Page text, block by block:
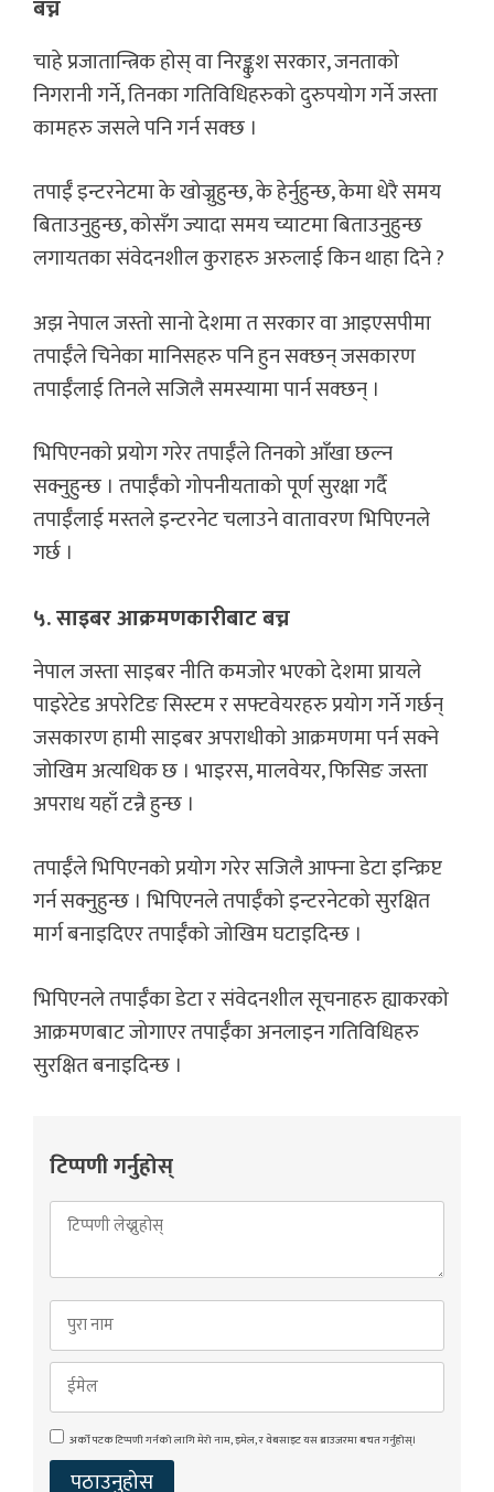
बच्न
चाहे प्रजातान्त्रिक होस् वा निरङ्कुश सरकार, जनताको
निगरानी गर्ने, तिनका गतिविधिहरुको दुरुपयोग गर्ने जस्ता
कामहरु जसले पनि गर्न सक्छ ।
तपाईँ इन्टरनेटमा के खोज्नुहुन्छ, के हेर्नुहुन्छ, केमा धेरै समय
बिताउनुहुन्छ, कोसँग ज्यादा समय च्याटमा बिताउनुहुन्छ
लगायतका संवेदनशील कुराहरु अरुलाई किन थाहा दिने ?
अझ नेपाल जस्तो सानो देशमा त सरकार वा आइएसपीमा
तपाईँले चिनेका मानिसहरु पनि हुन सक्छन् जसकारण
तपाईँलाई तिनले सजिलै समस्यामा पार्न सक्छन् ।
भिपिएनको प्रयोग गरेर तपाईँले तिनको आँखा छल्न
सक्नुहुन्छ । तपाईँको गोपनीयताको पूर्ण सुरक्षा गर्दै
तपाईँलाई मस्तले इन्टरनेट चलाउने वातावरण भिपिएनले
गर्छ ।
५. साइबर आक्रमणकारीबाट बच्न
नेपाल जस्ता साइबर नीति कमजोर भएको देशमा प्रायले
पाइरेटेड अपरेटिङ सिस्टम र सफ्टवेयरहरु प्रयोग गर्ने गर्छन्
जसकारण हामी साइबर अपराधीको आक्रमणमा पर्न सक्ने
जोखिम अत्यधिक छ । भाइरस, मालवेयर, फिसिङ जस्ता
अपराध यहाँ टन्नै हुन्छ ।
तपाईँले भिपिएनको प्रयोग गरेर सजिलै आफ्ना डेटा इन्क्रिप्ट
गर्न सक्नुहुन्छ । भिपिएनले तपाईँको इन्टरनेटको सुरक्षित
मार्ग बनाइदिएर तपाईँको जोखिम घटाइदिन्छ ।
भिपिएनले तपाईँका डेटा र संवेदनशील सूचनाहरु ह्याकरको
आक्रमणबाट जोगाएर तपाईँका अनलाइन गतिविधिहरु
सुरक्षित बनाइदिन्छ ।
टिप्पणी गर्नुहोस्
अर्को पटक टिप्पणी गर्नको लागि मेरो नाम, इमेल, र वेबसाइट यस ब्राउजरमा बचत गर्नुहोस्।